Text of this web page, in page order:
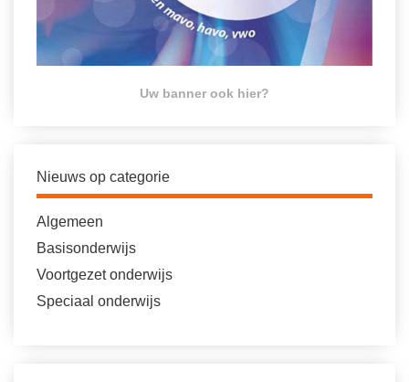
Uw banner ook hier?
Nieuws op categorie
Algemeen
Basisonderwijs
Voortgezet onderwijs
Speciaal onderwijs